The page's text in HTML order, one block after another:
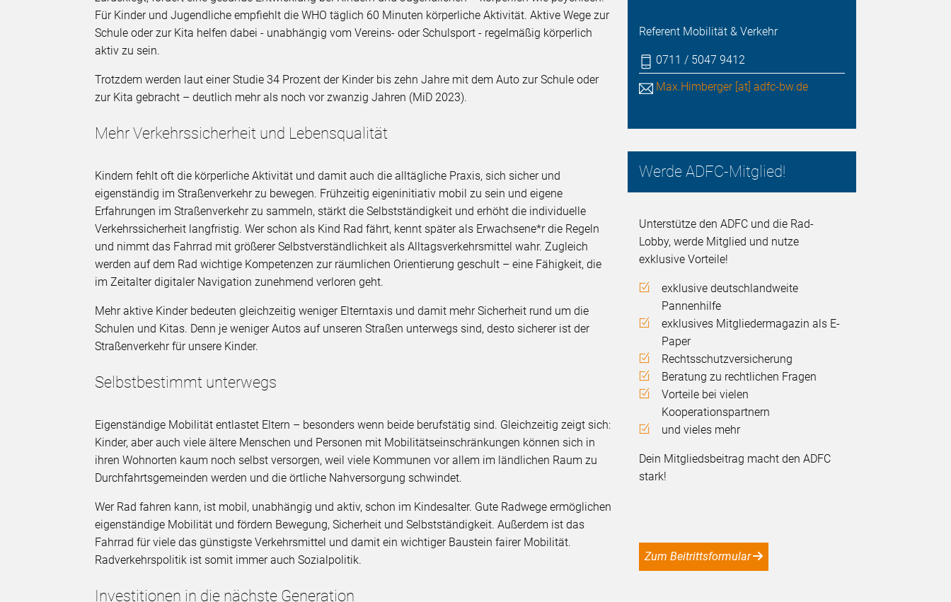
Referent Mobilität & Verkehr
0711 / 5047 9412
Max.Himberger [at] adfc-bw.de
Werde ADFC-Mitglied!
Unterstütze den ADFC und die Rad-
Lobby, werde Mitglied und nutze
exklusive Vorteile!
exklusive deutschlandweite
Pannenhilfe
exklusives Mitgliedermagazin als E-
Paper
Rechtsschutzversicherung
Beratung zu rechtlichen Fragen
Vorteile bei vielen
Kooperationspartnern
und vieles mehr
Dein Mitgliedsbeitrag macht den ADFC
stark!
Zum Beitrittsformular
Für Kinder und Jugendliche empfiehlt die WHO täglich 60 Minuten körperliche Aktivität. Aktive Wege zur
Schule oder zur Kita helfen dabei - unabhängig vom Vereins- oder Schulsport - regelmäßig körperlich
aktiv zu sein.
Trotzdem werden laut einer Studie 34 Prozent der Kinder bis zehn Jahre mit dem Auto zur Schule oder
zur Kita gebracht – deutlich mehr als noch vor zwanzig Jahren (MiD 2023).
Mehr Verkehrssicherheit und Lebensqualität
Kindern fehlt oft die körperliche Aktivität und damit auch die alltägliche Praxis, sich sicher und
eigenständig im Straßenverkehr zu bewegen. Frühzeitig eigeninitiativ mobil zu sein und eigene
Erfahrungen im Straßenverkehr zu sammeln, stärkt die Selbstständigkeit und erhöht die individuelle
Verkehrssicherheit langfristig. Wer schon als Kind Rad fährt, kennt später als Erwachsene*r die Regeln
und nimmt das Fahrrad mit größerer Selbstverständlichkeit als Alltagsverkehrsmittel wahr. Zugleich
werden auf dem Rad wichtige Kompetenzen zur räumlichen Orientierung geschult – eine Fähigkeit, die
im Zeitalter digitaler Navigation zunehmend verloren geht.
Mehr aktive Kinder bedeuten gleichzeitig weniger Elterntaxis und damit mehr Sicherheit rund um die
Schulen und Kitas. Denn je weniger Autos auf unseren Straßen unterwegs sind, desto sicherer ist der
Straßenverkehr für unsere Kinder.
Selbstbestimmt unterwegs
Eigenständige Mobilität entlastet Eltern – besonders wenn beide berufstätig sind. Gleichzeitig zeigt sich:
Kinder, aber auch viele ältere Menschen und Personen mit Mobilitätseinschränkungen können sich in
ihren Wohnorten kaum noch selbst versorgen, weil viele Kommunen vor allem im ländlichen Raum zu
Durchfahrtsgemeinden werden und die örtliche Nahversorgung schwindet.
Wer Rad fahren kann, ist mobil, unabhängig und aktiv, schon im Kindesalter. Gute Radwege ermöglichen
eigenständige Mobilität und fördern Bewegung, Sicherheit und Selbstständigkeit. Außerdem ist das
Fahrrad für viele das günstigste Verkehrsmittel und damit ein wichtiger Baustein fairer Mobilität.
Radverkehrspolitik ist somit immer auch Sozialpolitik.
Investitionen in die nächste Generation